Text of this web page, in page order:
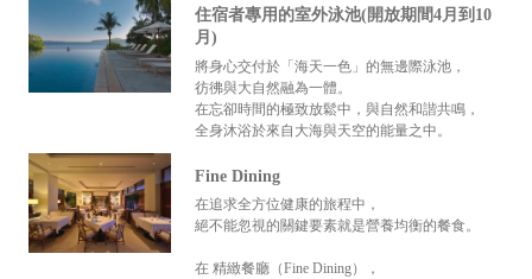
住宿者專用的室外泳池(開放期間4月到10
月)
將身心交付於「海天一色」的無邊際泳池，
彷彿與大自然融為一體。
在忘卻時間的極致放鬆中，與自然和諧共鳴，
全身沐浴於來自大海與天空的能量之中。
Fine Dining
在追求全方位健康的旅程中，
絕不能忽視的關鍵要素就是營養均衡的餐食。
在 精緻餐廳（Fine Dining），